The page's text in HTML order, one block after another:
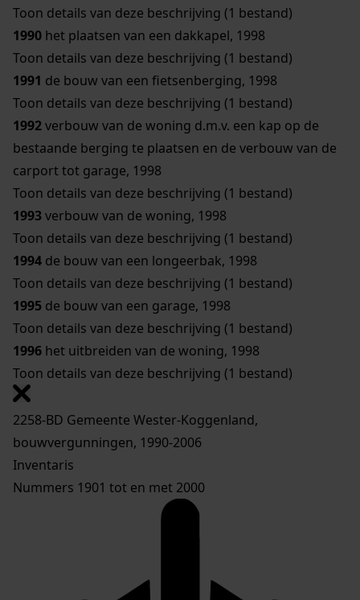
Toon details van deze beschrijving (1 bestand)
1990 het plaatsen van een dakkapel, 1998
Toon details van deze beschrijving (1 bestand)
1991 de bouw van een fietsenberging, 1998
Toon details van deze beschrijving (1 bestand)
1992verbouw van de woning d.m.v. een kap op de
bestaande berging te plaatsen en de verbouw van de
carport tot garage, 1998
Toon details van deze beschrijving (1 bestand)
1993verbouw van de woning, 1998
Toon details van deze beschrijving (1 bestand)
1994 de bouw van een longeerbak, 1998
Toon details van deze beschrijving (1 bestand)
1995 de bouw van een garage, 1998
Toon details van deze beschrijving (1 bestand)
1996 het uitbreiden van de woning, 1998
Toon details van deze beschrijving (1 bestand)
2258-BD Gemeente Wester-Koggenland,
bouwvergunningen, 1990-2006
Inventaris
Nummers 1901 tot en met 2000